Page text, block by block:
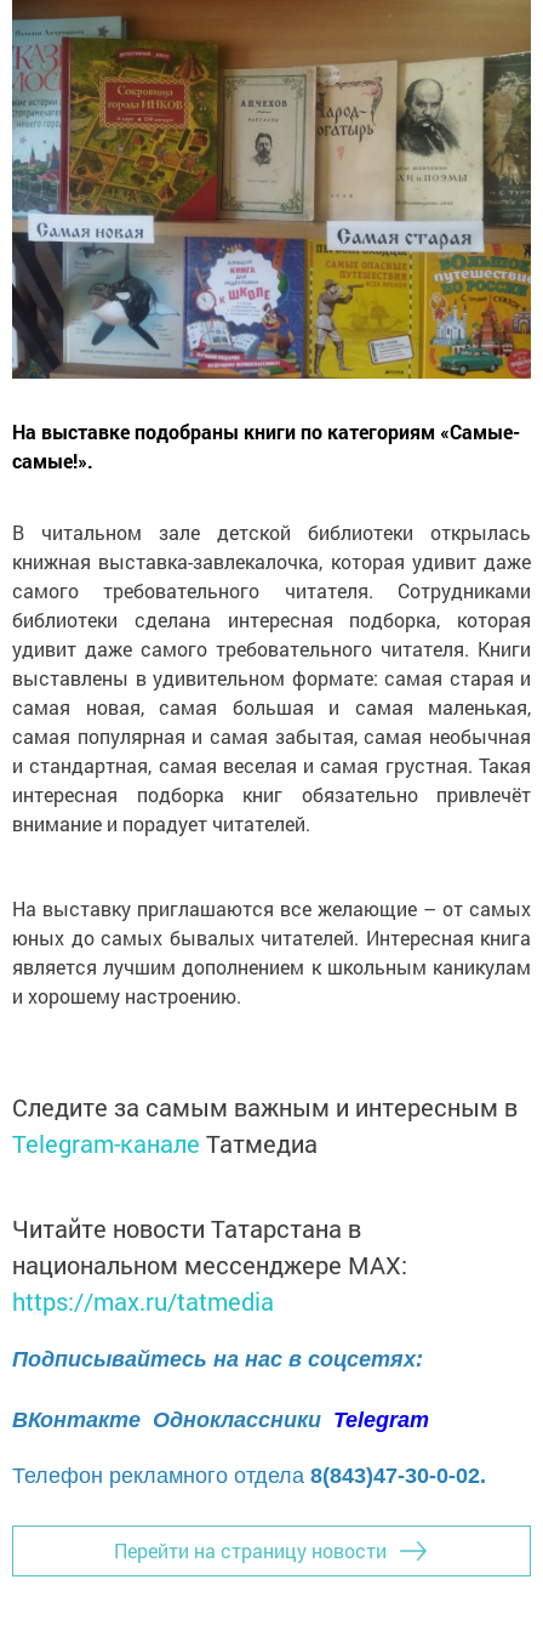
На выставке подобраны книги по категориям «Самые-
самые!».
В читальном зале детской библиотеки открылась
книжная выставка-завлекалочка, которая удивит даже
самого требовательного читателя. Сотрудниками
библиотеки сделана интересная подборка, которая
удивит даже самого требовательного читателя. Книги
выставлены в удивительном формате: самая старая и
самая новая, самая большая и самая маленькая,
самая популярная и самая забытая, самая необычная
и стандартная, самая веселая и самая грустная. Такая
интересная подборка книг обязательно привлечёт
внимание и порадует читателей.
На выставку приглашаются все желающие – от самых
юных до самых бывалых читателей. Интересная книга
является лучшим дополнением к школьным каникулам
и хорошему настроению.
Следите за самым важным и интересным в
Telegram-канале Татмедиа
Читайте новости Татарстана в
национальном мессенджере MАХ:
https://max.ru/tatmedia
Подписывайтесь на нас в соцсетях:
ВКонтакте Одноклассники Telegram
Телефон рекламного отдела 8(843)47-30-0-02.
Перейти на страницу новости